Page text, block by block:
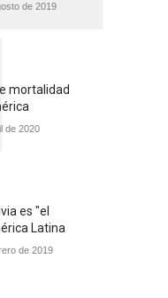
de 2019
mortalidad
de 2020
es "el
Latina
de 2019